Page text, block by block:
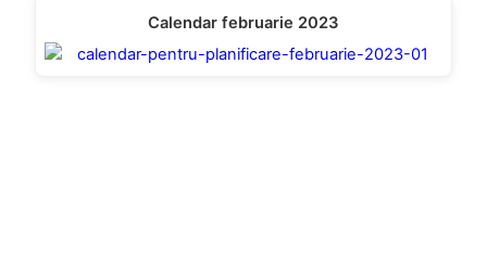
Calendar februarie 2023